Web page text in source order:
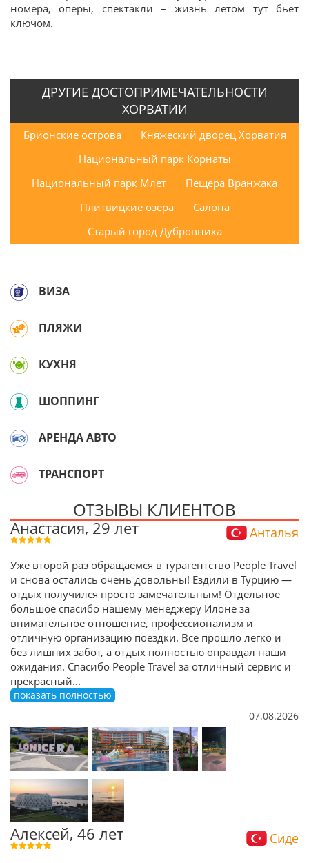
номера, оперы, спектакли – жизнь летом тут бьёт
ключом.
ДРУГИЕ ДОСТОПРИМЕЧАТЕЛЬНОСТИ
ХОРВАТИИ
Брионские острова
Княжеский дворец Хорватия
Национальный парк Корнаты
Национальный парк Млет
Пещера Вранжака
Плитвицкие озера
Салона
Старый город Дубровника
ВИЗА
ПЛЯЖИ
КУХНЯ
ШОППИНГ
АРЕНДА АВТО
ТРАНСПОРТ
ОТЗЫВЫ КЛИЕНТОВ
Анастасия, 29 лет Анталья
Уже второй раз обращаемся в турагентство People Travel
и снова остались очень довольны! Ездили в Турцию —
отдых получился просто замечательным! Отдельное
большое спасибо нашему менеджеру Илоне за
внимательное отношение, профессионализм и
отличную организацию поездки. Всё прошло легко и
без лишних забот, а отдых полностью оправдал наши
ожидания. Спасибо People Travel за отличный сервис и
прекрасный...
показать полностью
07.08.2026
Алексей, 46 лет Сиде